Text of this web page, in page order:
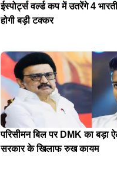
ईस्पोर्ट्स वर्ल्ड कप में उतरेंगे 4
होगी बड़ी टक्कर
परिसीमन बिल पर DMK का बड़ा
सरकार के खिलाफ रुख कायम